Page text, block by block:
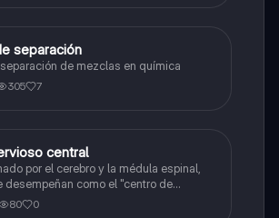
separación
de mezclas en química
305 7
central
por el cerebro y la médula espinal,
desempeñan como el "centro de
principal para todo el sistema
todas las funciones del cuerpo.
80 0